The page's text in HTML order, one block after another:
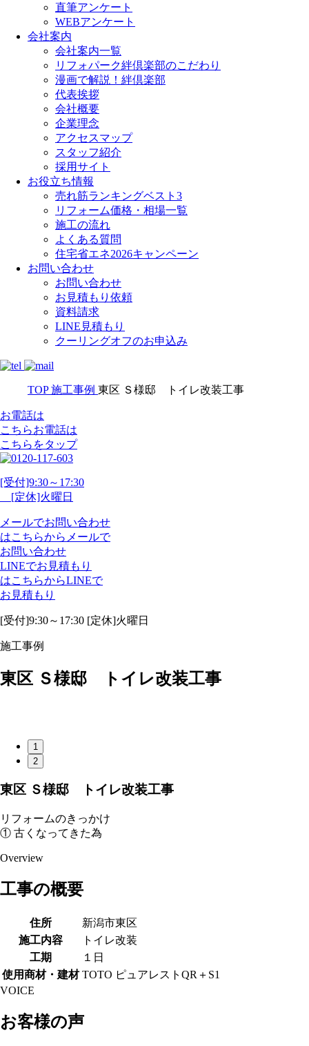
直筆アンケート
WEBアンケート
会社案内
会社案内一覧
リフォパーク絆倶楽部のこだわり
漫画で解説！絆倶楽部
代表挨拶
会社概要
企業理念
アクセスマップ
スタッフ紹介
採用サイト
お役立ち情報
売れ筋ランキングベスト3
リフォーム価格・相場一覧
施工の流れ
よくある質問
住宅省エネ2026キャンペーン
お問い合わせ
お問い合わせ
お見積もり依頼
資料請求
LINE見積もり
クーリングオフのお申込み
TOP 施工事例 東区 Ｓ様邸 トイレ改装工事
お電話は
こちらお電話は
こちらをタップ
[受付]9:30～17:30
[定休]火曜日
メールでお問い合わせ
はこちらから メールで
お問い合わせ
LINEでお見積もり
はこちらからLINEで
お見積もり
[受付]9:30～17:30 [定休]火曜日
施工事例
東区 Ｓ様邸 トイレ改装工事
1
2
東区 Ｓ様邸 トイレ改装工事
リフォームのきっかけ
① 古くなってきた為
Overview
工事の概要
住所
新潟市東区
施工内容
トイレ改装
工期
１日
使用商材・建材 TOTO ピュアレストQR＋S1
VOICE
お客様の声